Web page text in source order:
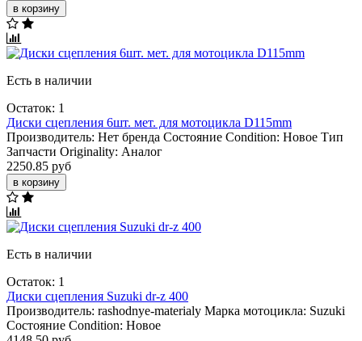
в корзину
Есть в наличии
Остаток: 1
Диски сцепления 6шт. мет. для мотоцикла D115mm
Производитель: Нет бренда Состояние Condition: Новое Тип
Запчасти Originality: Аналог
2250.85 руб
в корзину
Есть в наличии
Остаток: 1
Диски сцепления Suzuki dr-z 400
Производитель: rashodnye-materialy Марка мотоцикла: Suzuki
Состояние Condition: Новое